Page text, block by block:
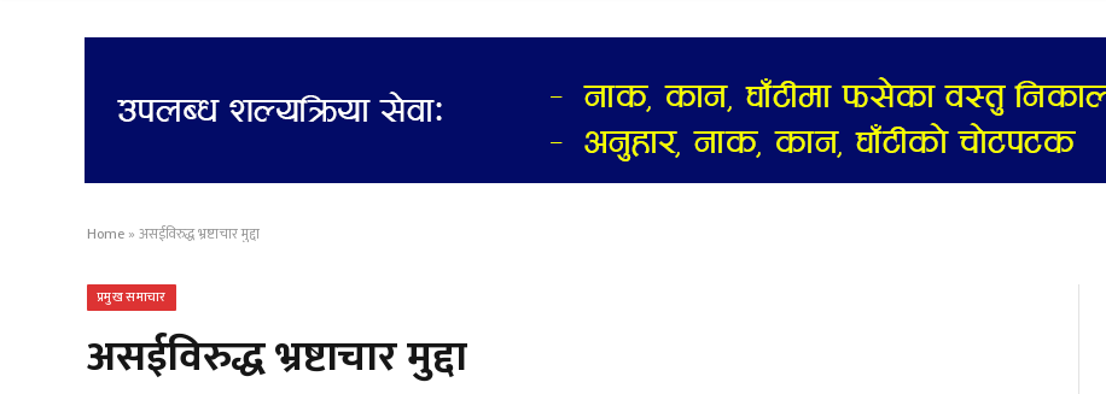
Home » असईविरुद्ध भ्रष्टाचार मुद्दा
प्रमुख समाचार
असईविरुद्ध भ्रष्टाचार मुद्दा